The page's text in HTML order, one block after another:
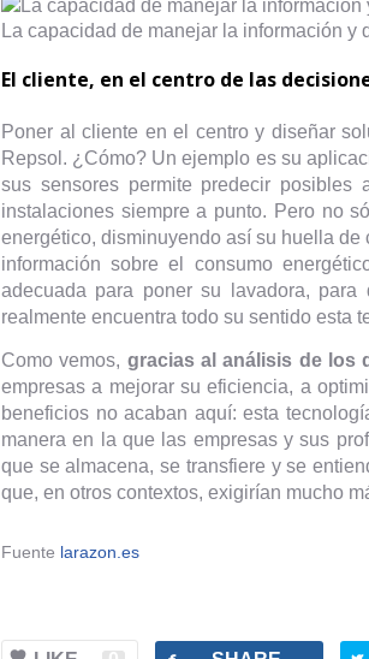
La capacidad de manejar la información
El cliente, en el centro de las
Poner al cliente en el centro y diseñar
Repsol. ¿Cómo? Un ejemplo es su
sus sensores permite predecir
instalaciones siempre a punto. Pero no
energético, disminuyendo así su huella
información sobre el consumo
adecuada para poner su lavadora,
realmente encuentra todo su sentido esta
Como vemos, gracias al análisis de los
empresas a mejorar su eficiencia, a
beneficios no acaban aquí: esta
manera en la que las empresas y sus
que se almacena, se transfiere y se
que, en otros contextos, exigirían mucho
Fuente larazon.es